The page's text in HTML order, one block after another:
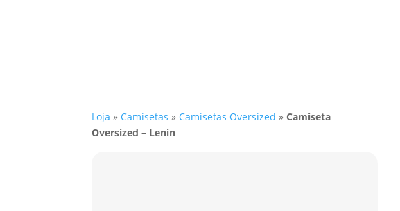
Loja » Camisetas » Camisetas Oversized » Camiseta
Oversized – Lenin